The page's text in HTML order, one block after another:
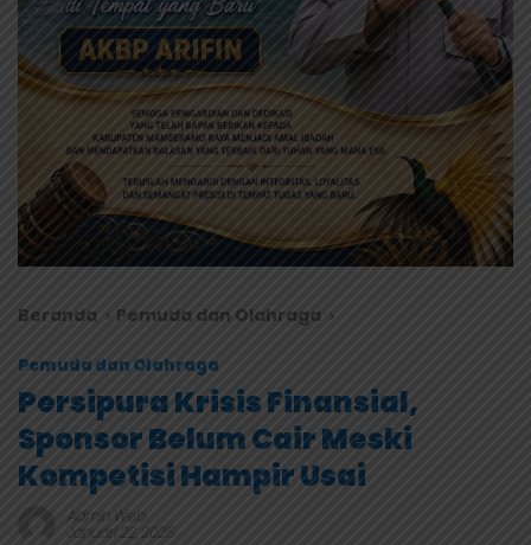
Beranda Pemuda dan Olahraga
Pemuda dan Olahraga
Persipura Krisis Finansial,
Sponsor Belum Cair Meski
Kompetisi Hampir Usai
Admin Web
Januari 22, 2025